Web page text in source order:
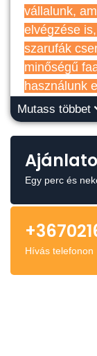
vállalunk,
elvégzése
szarufák
minőségű
használunk
Mutass többet
Egy perc és
Hívás telefonon